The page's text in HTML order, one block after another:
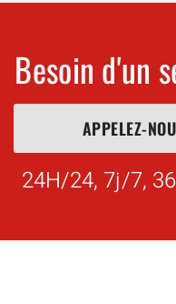
Besoin d'un
APPELEZ-
24H/24, 7j/7,